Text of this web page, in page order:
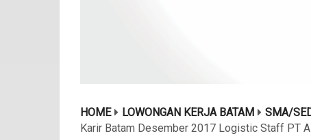
HOME LOWONGAN KERJA BATAM
SMA/
Karir Batam Desember 2017 Logistic Staff PT